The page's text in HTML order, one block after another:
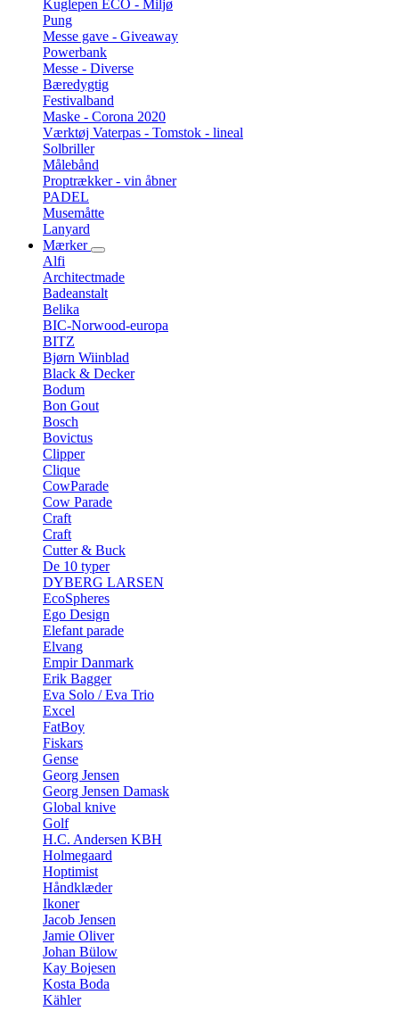
Kuglepen ECO - Miljø
Pung
Messe gave - Giveaway
Powerbank
Messe - Diverse
Bæredygtig
Festivalband
Maske - Corona 2020
Værktøj Vaterpas - Tomstok - lineal
Solbriller
Målebånd
Proptrækker - vin åbner
PADEL
Musemåtte
Lanyard
Mærker
Alfi
Architectmade
Badeanstalt
Belika
BIC-Norwood-europa
BITZ
Bjørn Wiinblad
Black & Decker
Bodum
Bon Gout
Bosch
Bovictus
Clipper
Clique
CowParade
Cow Parade
Craft
Craft
Cutter & Buck
De 10 typer
DYBERG LARSEN
EcoSpheres
Ego Design
Elefant parade
Elvang
Empir Danmark
Erik Bagger
Eva Solo / Eva Trio
Excel
FatBoy
Fiskars
Gense
Georg Jensen
Georg Jensen Damask
Global knive
Golf
H.C. Andersen KBH
Holmegaard
Hoptimist
Håndklæder
Ikoner
Jacob Jensen
Jamie Oliver
Johan Bülow
Kay Bojesen
Kosta Boda
Kähler